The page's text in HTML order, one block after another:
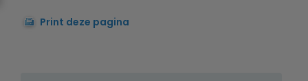
Print deze pagina